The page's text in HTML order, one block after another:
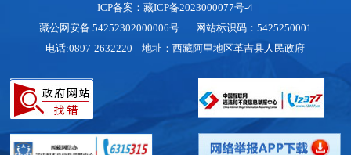
ICP备案：藏ICP备2023000077号-4
藏公网安备 54252302000006号网站标识码：5425250001
电话:0897-2632220 地址：西藏阿里地区革吉县人民政府